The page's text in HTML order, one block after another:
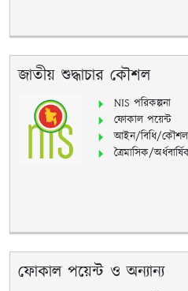
জাতীয় শুদ্ধাচার কৌশল
NIS পরিকল্পনা
ফোকাল পয়েন্ট
আইন/বিধি/কৌশল
ত্রৈমাসিক/
ফোকাল পয়েন্ট ও অন্যান্য